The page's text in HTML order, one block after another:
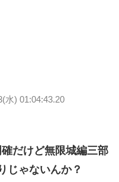
水) 01:04:43.20
だけど無限城編三部
じゃないんか？